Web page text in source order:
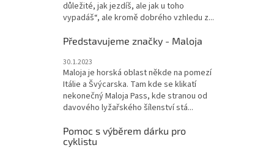
důležité, jak jezdíš, ale jak u toho
vypadáš“, ale kromě dobrého vzhledu z...
Představujeme značky - Maloja
30.1.2023
Maloja je horská oblast někde na pomezí
Itálie a Švýcarska. Tam kde se klikatí
nekonečný Maloja Pass, kde stranou od
davového lyžařského šílenství stá...
Pomoc s výběrem dárku pro
cyklistu